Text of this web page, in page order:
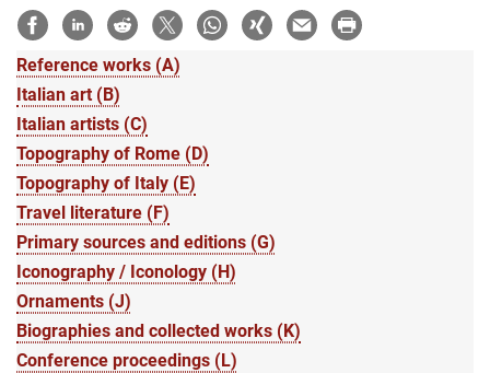
Reference works (A)
Italian art (B)
Italian artists (C)
Topography of Rome (D)
Topography of Italy (E)
Travel literature (F)
Primary sources and editions (G)
Iconography / Iconology (H)
Ornaments (J)
Biographies and collected works (K)
Conference proceedings (L)